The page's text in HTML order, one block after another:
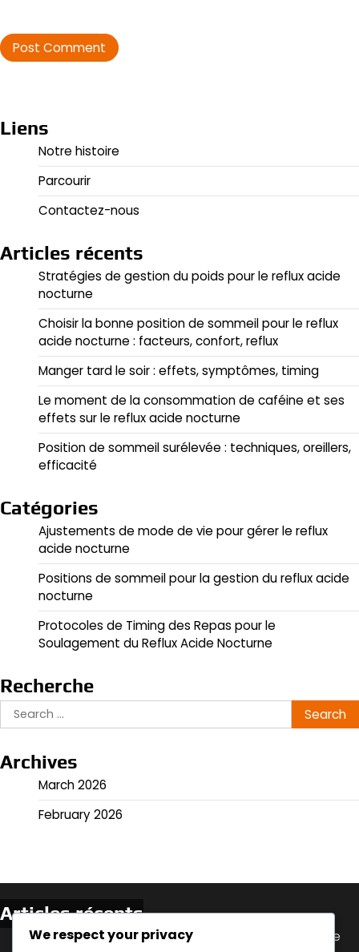
Liens
Notre histoire
Parcourir
Contactez-nous
Articles récents
Stratégies de gestion du poids pour le reflux acide
nocturne
Choisir la bonne position de sommeil pour le reflux
acide nocturne : facteurs, confort, reflux
Manger tard le soir : effets, symptômes, timing
Le moment de la consommation de caféine et ses
effets sur le reflux acide nocturne
Position de sommeil surélevée : techniques, oreillers,
efficacité
Catégories
Ajustements de mode de vie pour gérer le reflux
acide nocturne
Positions de sommeil pour la gestion du reflux acide
nocturne
Protocoles de Timing des Repas pour le
Soulagement du Reflux Acide Nocturne
Recherche
Search
for:
Archives
March 2026
February 2026
Articles récents
Stratégies de gestion du poids pour le reflux acide
We respect your privacy